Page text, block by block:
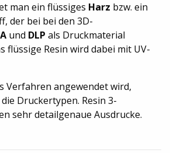
man ein flüssiges Harz bzw. ein
der bei bei den 3D-
und DLP als Druckmaterial
flüssige Resin wird dabei mit UV-
Verfahren angewendet wird,
Druckertypen. Resin 3-
sehr detailgenaue Ausdrucke.